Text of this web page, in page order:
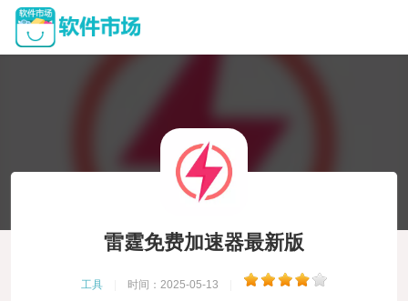
雷霆免费加速器最新版
工具 时间：2025-05-13